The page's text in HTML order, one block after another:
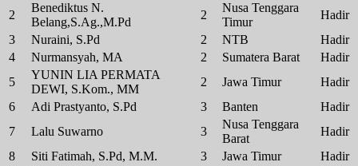
2
Benediktus N.
Belang,S.Ag.,M.Pd
2
Nusa Tenggara
Timur
Hadir
3
Nuraini, S.Pd 2 NTB
Hadir
4
Nurmansyah, MA 2 Sumatera Barat
Hadir
5
YUNIN LIA PERMATA
DEWI, S.Kom., MM
2 Jawa Timur
Hadir
6
Adi Prastyanto, S.Pd 3 Banten
Hadir
7
Lalu Suwarno 3
Nusa Tenggara
Barat
Hadir
8
Siti Fatimah, S.Pd, M.M. 3 Jawa Timur
Hadir